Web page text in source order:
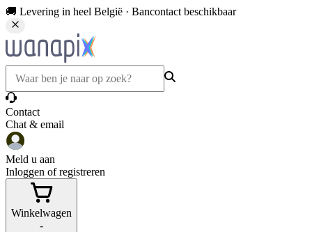
🚚 Levering in heel België · Bancontact beschikbaar
Contact
Chat & email
Meld u aan
Inloggen of registreren
Winkelwagen
-